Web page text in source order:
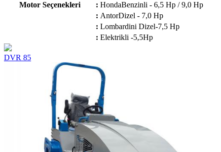
Motor Seçenekleri
: HondaBenzinli - 6,5 Hp / 9,0 Hp
: AntorDizel - 7,0 Hp
: Lombardini Dizel-7,5 Hp
: Elektrikli -5,5Hp
DVR 85